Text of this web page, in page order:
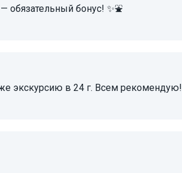
бонус! ✨⛲️
же экскурсию в 24 г. Всем рекомендую!